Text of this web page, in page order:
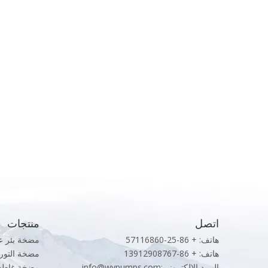
منتجات
مضخة بئر
مضخة
اتصل
هاتف: + 86-25-57116860
هاتف: + 86-13912908767